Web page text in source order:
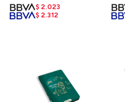
$ 2.023
$ 2.312